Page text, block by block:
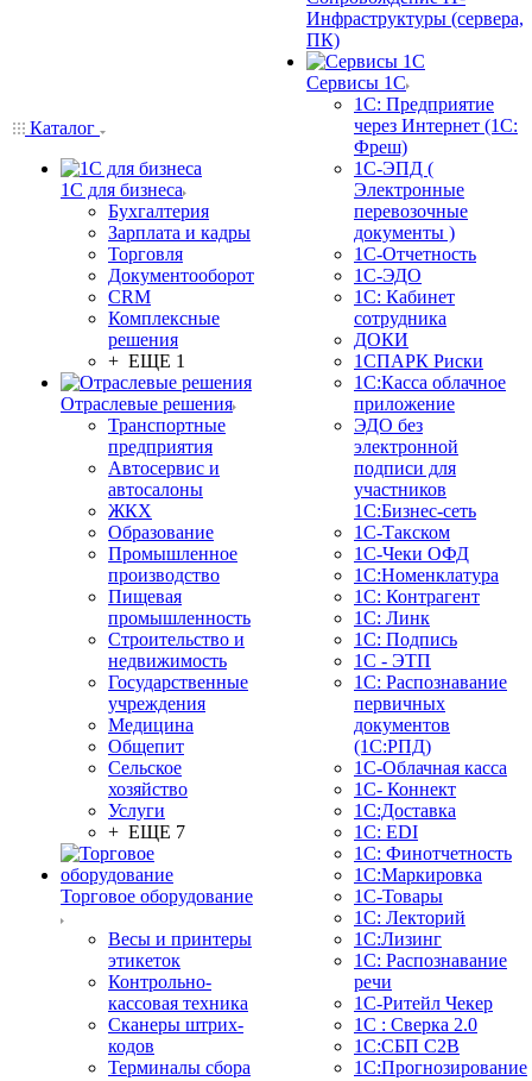
Каталог
1С для бизнеса
Бухгалтерия
Зарплата и кадры
Торговля
Документооборот
CRM
Комплексные
решения
+ ЕЩЕ 1
Отраслевые решения
Транспортные
предприятия
Автосервис и
автосалоны
ЖКХ
Образование
Промышленное
производство
Пищевая
промышленность
Строительство и
недвижимость
Государственные
учреждения
Медицина
Общепит
Сельское
хозяйство
Услуги
+ ЕЩЕ 7
Торговое оборудование
Весы и принтеры
этикеток
Контрольно-
кассовая техника
Сканеры штрих-
кодов
Терминалы сбора
Инфраструктуры (сервера,
ПК)
Сервисы 1С
1С: Предприятие
через Интернет (1С:
Фреш)
1С-ЭПД (
Электронные
перевозочные
документы )
1С-Отчетность
1С-ЭДО
1С: Кабинет
сотрудника
ДОКИ
1СПАРК Риски
1С:Касса облачное
приложение
ЭДО без
электронной
подписи для
участников
1С:Бизнес-сеть
1С-Такском
1С-Чеки ОФД
1С:Номенклатура
1С: Контрагент
1С: Линк
1С: Подпись
1С - ЭТП
1С: Распознавание
первичных
документов
(1С:РПД)
1С-Облачная касса
1С- Коннект
1С:Доставка
1С: EDI
1С: Финотчетность
1С:Маркировка
1С-Товары
1С: Лекторий
1С:Лизинг
1С: Распознавание
речи
1C-Ритейл Чекер
1С : Сверка 2.0
1С:СБП C2B
1С:Прогнозирование